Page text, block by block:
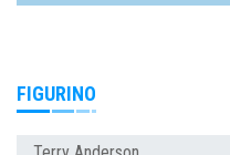
FIGURINO